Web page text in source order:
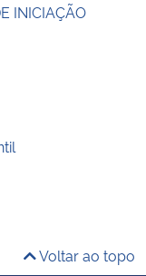
INICIAÇÃO
Voltar ao topo